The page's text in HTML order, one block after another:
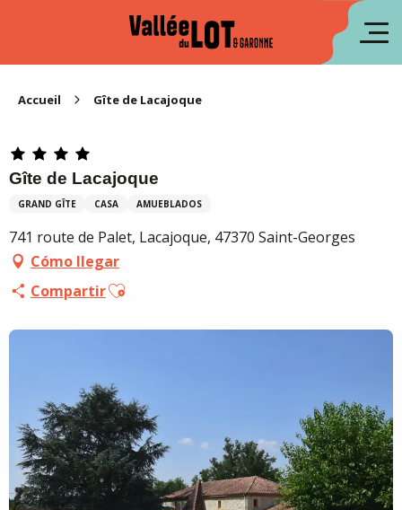
Accueil Gîte de Lacajoque
Gîte de Lacajoque
GRAND GÎTE CASA AMUEBLADOS
741 route de Palet, Lacajoque, 47370 Saint-Georges
Cómo llegar
CompartirAjouter aux favoris